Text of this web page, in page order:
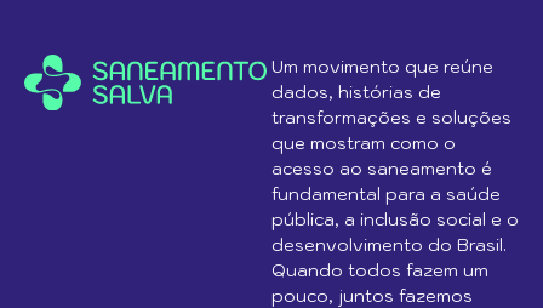
Um movimento que reúne
dados, histórias de
transformações e soluções
que mostram como o
acesso ao saneamento é
fundamental para a saúde
pública, a inclusão social e o
desenvolvimento do Brasil.
Quando todos fazem um
pouco, juntos fazemos